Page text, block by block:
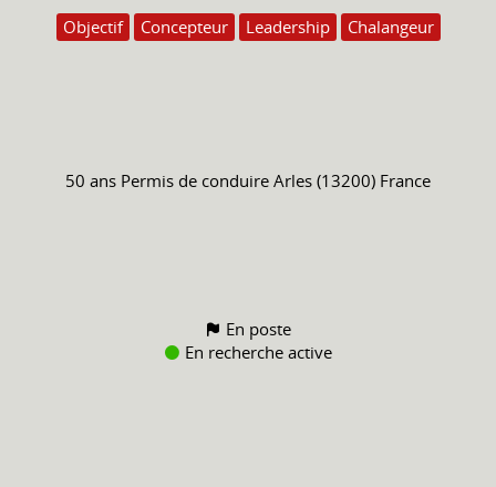
Objectif Concepteur Leadership Chalangeur
50 ans Permis de conduire Arles (13200) France
En poste
En recherche active